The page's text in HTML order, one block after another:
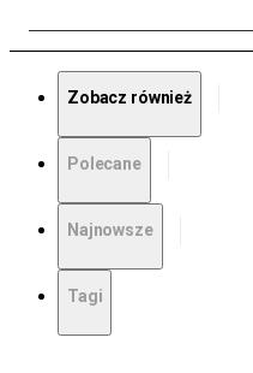
Zobacz również
Polecane
Najnowsze
Tagi